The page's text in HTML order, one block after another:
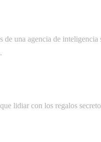
de una agencia de
lidiar con los regalos